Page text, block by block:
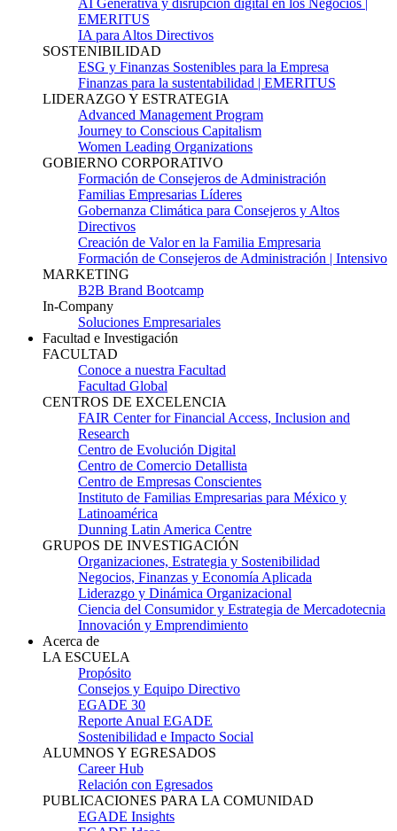
AI Generativa y disrupción digital en los Negocios |
EMERITUS
IA para Altos Directivos
SOSTENIBILIDAD
ESG y Finanzas Sostenibles para la Empresa
Finanzas para la sustentabilidad | EMERITUS
LIDERAZGO Y ESTRATEGIA
Advanced Management Program
Journey to Conscious Capitalism
Women Leading Organizations
GOBIERNO CORPORATIVO
Formación de Consejeros de Administración
Familias Empresarias Líderes
Gobernanza Climática para Consejeros y Altos
Directivos
Creación de Valor en la Familia Empresaria
Formación de Consejeros de Administración | Intensivo
MARKETING
B2B Brand Bootcamp
In-Company
Soluciones Empresariales
Facultad e Investigación
FACULTAD
Conoce a nuestra Facultad
Facultad Global
CENTROS DE EXCELENCIA
FAIR Center for Financial Access, Inclusion and
Research
Centro de Evolución Digital
Centro de Comercio Detallista
Centro de Empresas Conscientes
Instituto de Familias Empresarias para México y
Latinoamérica
Dunning Latin America Centre
GRUPOS DE INVESTIGACIÓN
Organizaciones, Estrategia y Sostenibilidad
Negocios, Finanzas y Economía Aplicada
Liderazgo y Dinámica Organizacional
Ciencia del Consumidor y Estrategia de Mercadotecnia
Innovación y Emprendimiento
Acerca de
LA ESCUELA
Propósito
Consejos y Equipo Directivo
EGADE 30
Reporte Anual EGADE
Sostenibilidad e Impacto Social
ALUMNOS Y EGRESADOS
Career Hub
Relación con Egresados
PUBLICACIONES PARA LA COMUNIDAD
EGADE Insights